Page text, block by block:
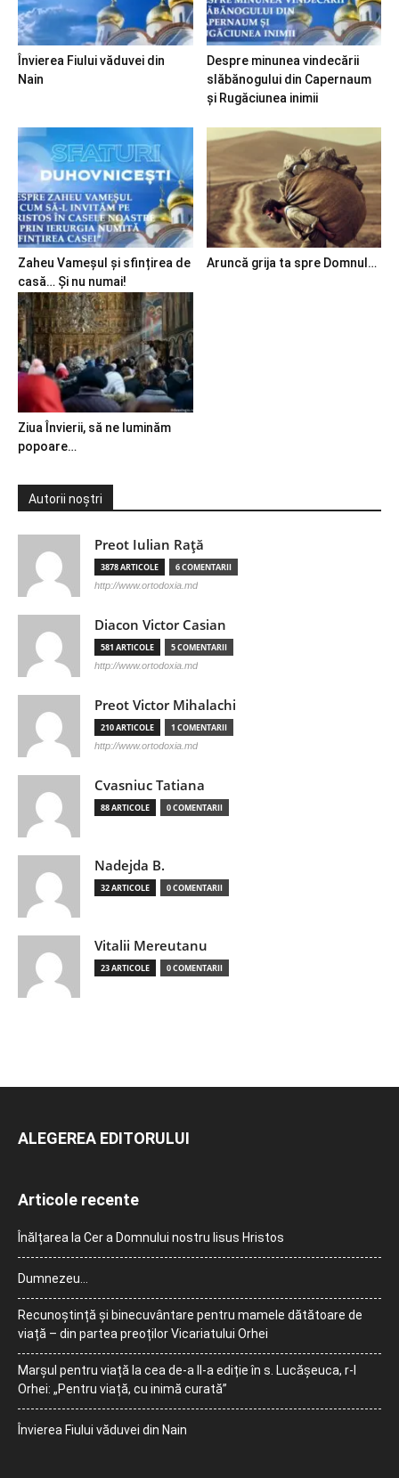
Învierea Fiului văduvei din
Nain
Despre minunea vindecării
slăbănogului din Capernaum
și Rugăciunea inimii
Zaheu Vameșul și sfințirea de
casă… Și nu numai!
Aruncă grija ta spre Domnul…
Ziua Învierii, să ne luminăm
popoare…
Autorii noștri
Preot Iulian Raţă
3878 ARTICOLE 6 COMENTARII
http://www.ortodoxia.md
Diacon Victor Casian
581 ARTICOLE 5 COMENTARII
http://www.ortodoxia.md
Preot Victor Mihalachi
210 ARTICOLE 1 COMENTARII
http://www.ortodoxia.md
Cvasniuc Tatiana
88 ARTICOLE 0 COMENTARII
Nadejda B.
32 ARTICOLE 0 COMENTARII
Vitalii Mereutanu
23 ARTICOLE 0 COMENTARII
ALEGEREA EDITORULUI
Articole recente
Înălțarea la Cer a Domnului nostru Iisus Hristos
Dumnezeu…
Recunoștință și binecuvântare pentru mamele dătătoare de
viață – din partea preoților Vicariatului Orhei
Marșul pentru viață la cea de-a II-a ediție în s. Lucășeuca, r-l
Orhei: „Pentru viață, cu inimă curată”
Învierea Fiului văduvei din Nain